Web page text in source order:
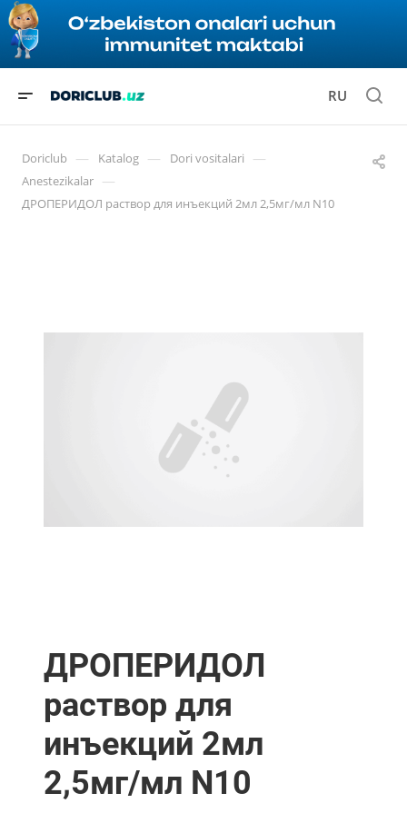
RU
Doriclub — Katalog — Dori vositalari —
Anestezikalar —
ДРОПЕРИДОЛ раствор для инъекций 2мл 2,5мг/мл N10
ДРОПЕРИДОЛ
раствор для
инъекций 2мл
2,5мг/мл N10